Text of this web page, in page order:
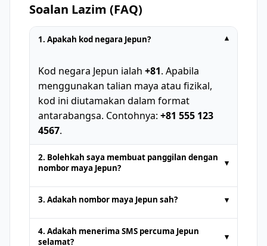
Soalan Lazim (FAQ)
1. Apakah kod negara Jepun? ▾
Kod negara Jepun ialah +81. Apabila
menggunakan talian maya atau fizikal,
kod ini diutamakan dalam format
antarabangsa. Contohnya: +81 555 123
4567.
2. Bolehkah saya membuat panggilan dengan
nombor maya Jepun?
▾
Nombor telefon sementara yang
disediakan oleh platform SMS dalam
sahaja. Panggilan suara atau
3. Adakah nombor maya Jepun sah? ▾
ya. Jepun nombor maya adalah sah
sepenuhnya untuk tindakan seperti
4. Adakah menerima SMS percuma Jepun
selamat?
▾